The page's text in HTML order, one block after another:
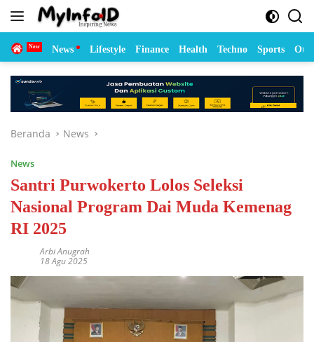
Langsung
Home News Lifestyle Finance Health Techno Sports
Beranda News
News
Santri Purwokerto Lolos Seleksi
Nasional Program Dai Muda Kemenag
RI 2025
Arbi Anugrah
18 Agu 2025